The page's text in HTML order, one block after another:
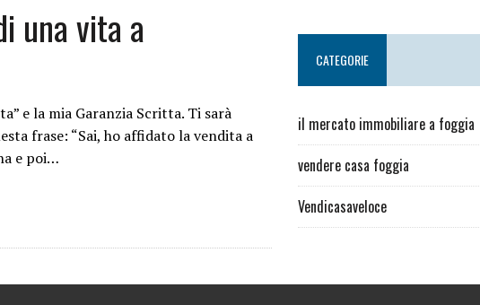
una vita a
e la mia Garanzia Scritta. Ti sarà
frase: “Sai, ho affidato la vendita a
e poi…
CATEGORIE
il mercato immobiliare a foggia
vendere casa foggia
Vendicasaveloce